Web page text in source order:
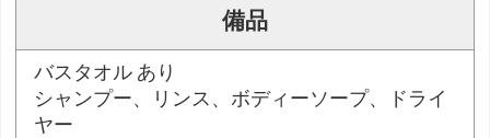
備品
バスタオル あり
シャンプー、リンス、ボディーソープ、ドライ
ヤー